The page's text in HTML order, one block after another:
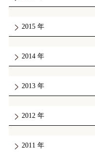
2015
2014
2013
2012
2011